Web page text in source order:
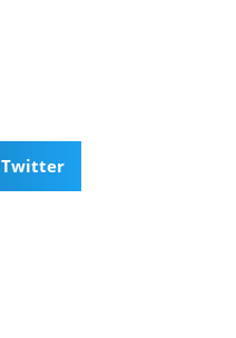
Twitter